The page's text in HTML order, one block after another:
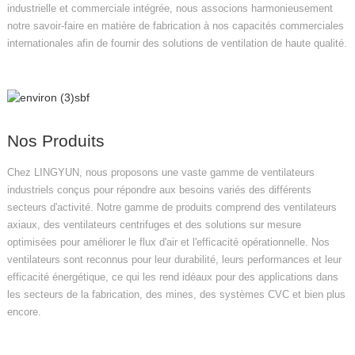
industrielle et commerciale intégrée, nous associons harmonieusement
notre savoir-faire en matière de fabrication à nos capacités commerciales
internationales afin de fournir des solutions de ventilation de haute qualité.
Nos Produits
Chez LINGYUN, nous proposons une vaste gamme de ventilateurs
industriels conçus pour répondre aux besoins variés des différents
secteurs d'activité. Notre gamme de produits comprend des ventilateurs
axiaux, des ventilateurs centrifuges et des solutions sur mesure
optimisées pour améliorer le flux d'air et l'efficacité opérationnelle. Nos
ventilateurs sont reconnus pour leur durabilité, leurs performances et leur
efficacité énergétique, ce qui les rend idéaux pour des applications dans
les secteurs de la fabrication, des mines, des systèmes CVC et bien plus
encore.